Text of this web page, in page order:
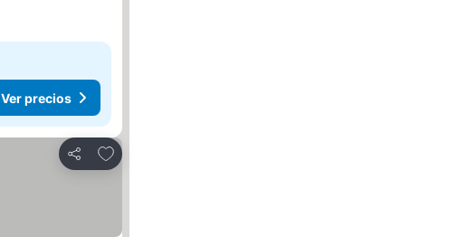
Ver precios
Compartir
Agregar a favoritos